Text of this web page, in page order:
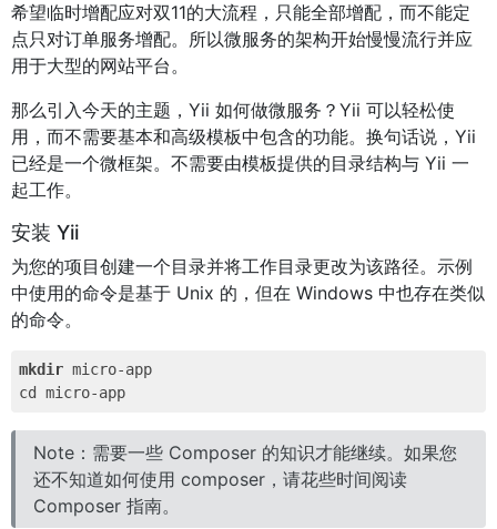
希望临时增配应对双11的大流程，只能全部增配，而不能定
点只对订单服务增配。所以微服务的架构开始慢慢流行并应
用于大型的网站平台。
那么引入今天的主题，Yii 如何做微服务？Yii 可以轻松使
用，而不需要基本和高级模板中包含的功能。换句话说，Yii
已经是一个微框架。不需要由模板提供的目录结构与 Yii 一
起工作。
安装 Yii
为您的项目创建一个目录并将工作目录更改为该路径。示例
中使用的命令是基于 Unix 的，但在 Windows 中也存在类似
的命令。
mkdir micro-app
Note：需要一些 Composer 的知识才能继续。如果您
还不知道如何使用 composer，请花些时间阅读
Composer 指南。